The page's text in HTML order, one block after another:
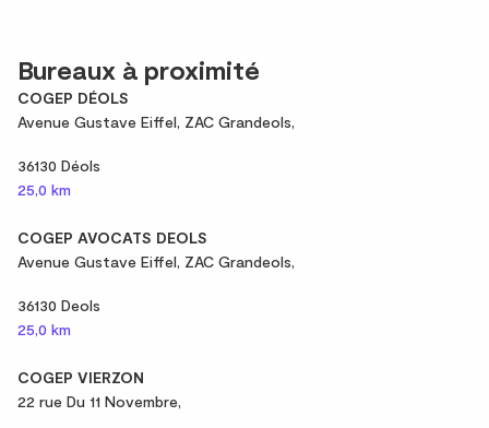
Bureaux à proximité
COGEP DÉOLS
Avenue Gustave Eiffel, ZAC Grandeols,
36130 Déols
25,0 km
COGEP AVOCATS DEOLS
Avenue Gustave Eiffel, ZAC Grandeols,
36130 Deols
25,0 km
COGEP VIERZON
22 rue Du 11 Novembre,